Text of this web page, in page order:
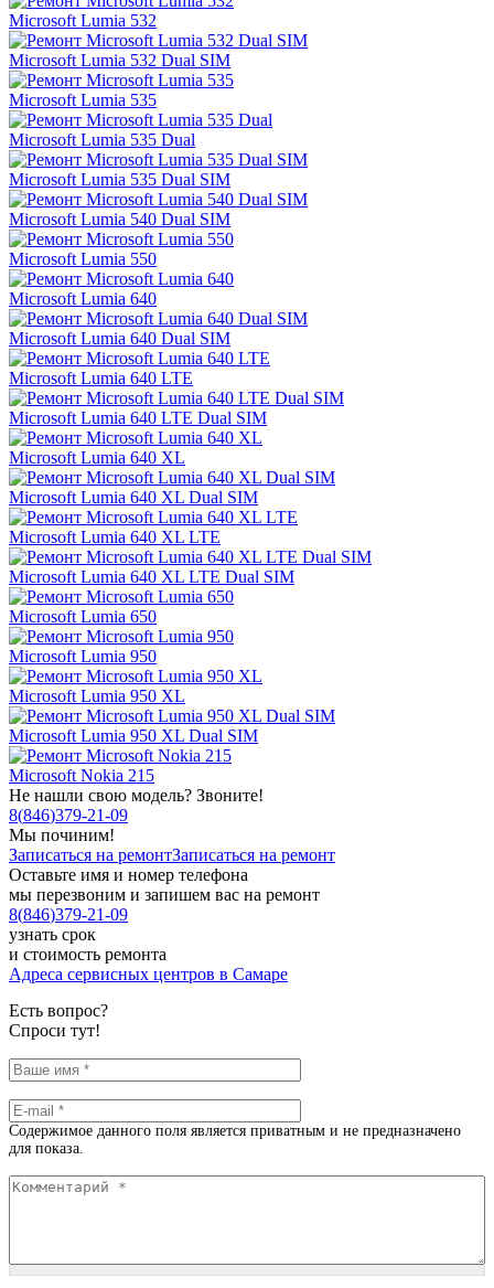
Microsoft Lumia 532
Microsoft Lumia 532 Dual SIM
Microsoft Lumia 535
Microsoft Lumia 535 Dual
Microsoft Lumia 535 Dual SIM
Microsoft Lumia 540 Dual SIM
Microsoft Lumia 550
Microsoft Lumia 640
Microsoft Lumia 640 Dual SIM
Microsoft Lumia 640 LTE
Microsoft Lumia 640 LTE Dual SIM
Microsoft Lumia 640 XL
Microsoft Lumia 640 XL Dual SIM
Microsoft Lumia 640 XL LTE
Microsoft Lumia 640 XL LTE Dual SIM
Microsoft Lumia 650
Microsoft Lumia 950
Microsoft Lumia 950 XL
Microsoft Lumia 950 XL Dual SIM
Microsoft Nokia 215
Не нашли свою модель? Звоните!
8(846)379-21-09
Мы починим!
Записаться на ремонтЗаписаться на ремонт
Оставьте имя и номер телефона
мы перезвоним и запишем вас на ремонт
8(846)379-21-09
узнать срок
и стоимость ремонта
Адреса сервисных центров в Самаре
Есть вопрос?
Спроси тут!
Ваше имя
E-mail*
Содержимое данного поля является приватным и не предназначено
для показа.
Комментарий*